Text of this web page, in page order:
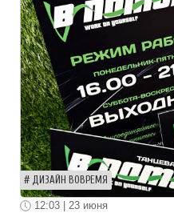
ДИЗАЙН ВОВРЕМЯ
12:03 | 23 июня